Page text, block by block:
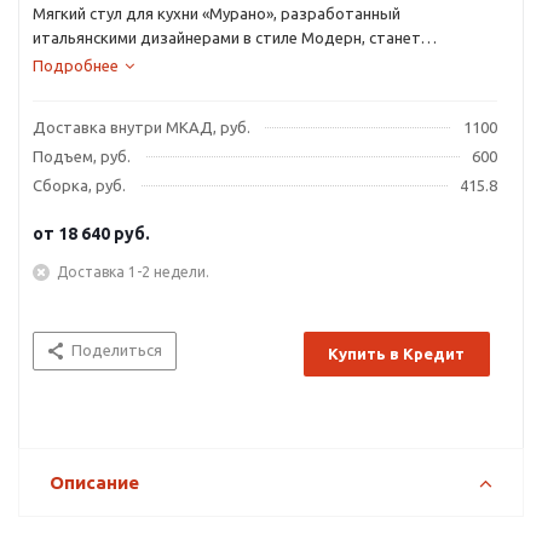
Мягкий стул для кухни «Мурано», разработанный
итальянскими дизайнерами в стиле Модерн, станет
настоящим украшением в доме.
Подробнее
Доставка внутри МКАД, руб.
1100
Подъем, руб.
600
Сборка, руб.
415.8
от 18 640 руб.
Доставка 1-2 недели.
Поделиться Купить в Кредит
Описание